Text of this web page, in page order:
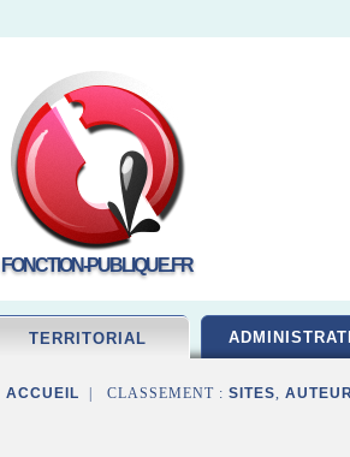
FONCTION-PUBLIQUE.FR
TERRITORIAL
ACCUEIL | CLASSEMENT : SITES,